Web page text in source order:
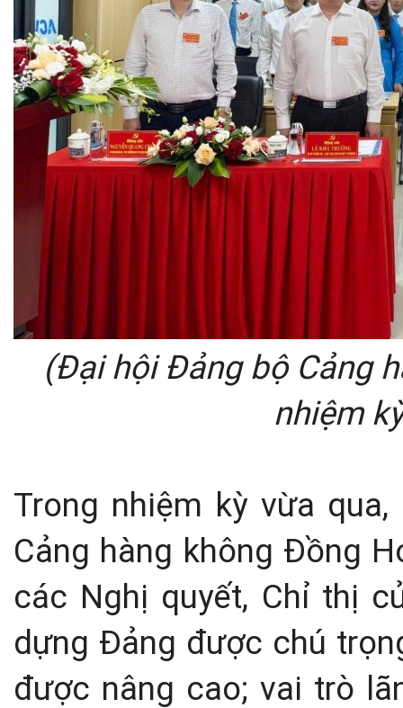
(Đại hội Đảng bộ Cảng
nhiệm
Trong nhiệm kỳ vừa
Cảng hàng không Đồng
các Nghị quyết, Chỉ thị
dựng Đảng được chú
được nâng cao; vai trò